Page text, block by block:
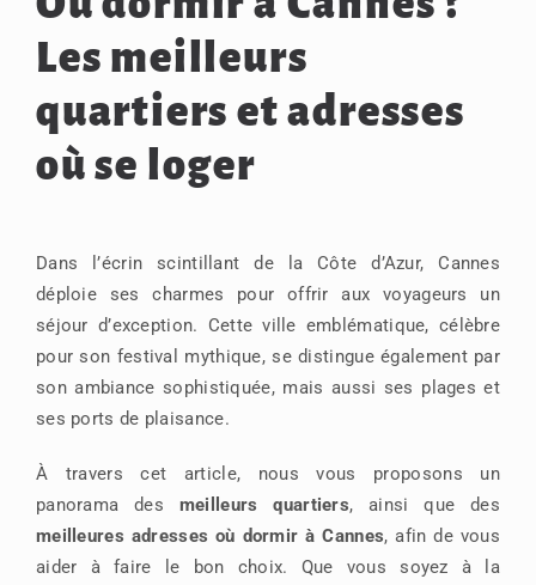
Les meilleurs
quartiers et adresses
où se loger
Dans l’écrin scintillant de la Côte d’Azur, Cannes
déploie ses charmes pour offrir aux voyageurs un
séjour d’exception. Cette ville emblématique, célèbre
pour son festival mythique, se distingue également par
son ambiance sophistiquée, mais aussi ses plages et
ses ports de plaisance.
À travers cet article, nous vous proposons un
panorama des meilleurs quartiers, ainsi que des
meilleures adresses où dormir à Cannes, afin de vous
aider à faire le bon choix. Que vous soyez à la